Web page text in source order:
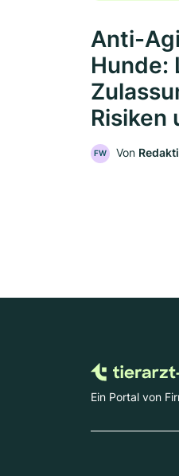
Anti-
Hunde:
Risiken
FW Von
Ein Portal von